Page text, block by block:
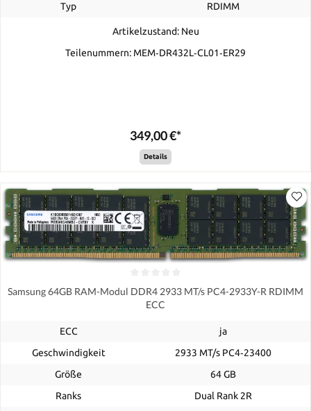
Typ
RDIMM
Artikelzustand: Neu
Teilenummern: MEM‐DR432L‐CL01‐ER29
349,00 €*
Details
Samsung 64GB RAM-Modul DDR4 2933 MT/s PC4-2933Y-R RDIMM
ECC
ECC
ja
Geschwindigkeit
2933 MT/s PC4‑23400
Größe
64 GB
Ranks
Dual Rank 2R